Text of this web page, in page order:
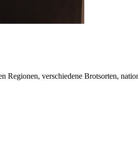
verschiedene Brotsorten,